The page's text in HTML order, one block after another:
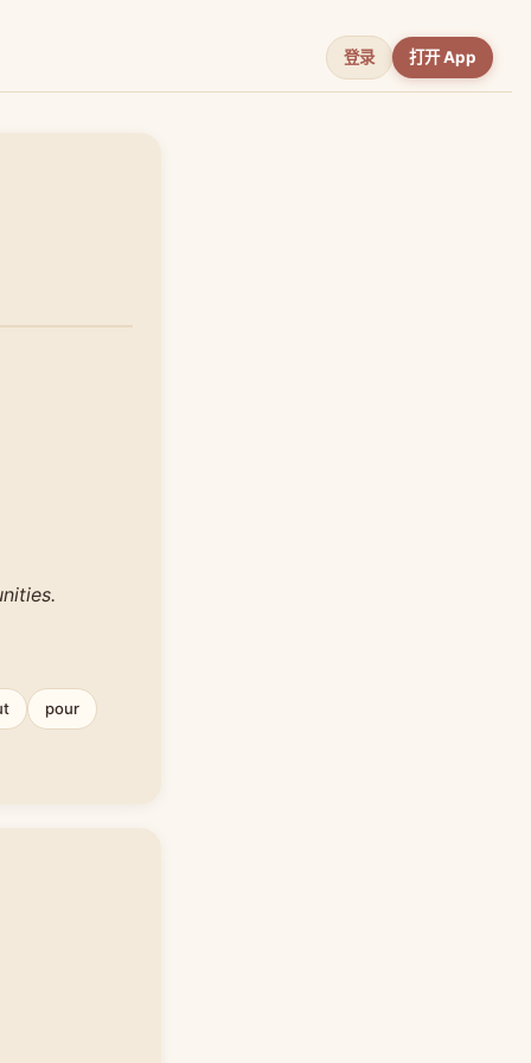
登录 打开 App
pour